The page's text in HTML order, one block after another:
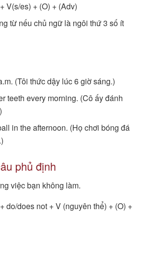
V(s/es) + (O) + (Adv)
từ nếu chủ ngữ là ngôi thứ 3 số ít
(Tôi thức dậy lúc 6 giờ sáng.)
teeth every morning. (Cô ấy đánh
in the afternoon. (Họ chơi bóng đá
phủ định
việc bạn không làm.
do/does not + V (nguyên thể) + (O) +